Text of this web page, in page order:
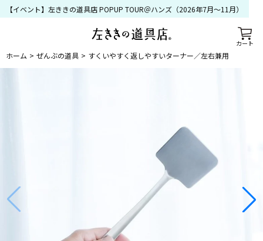
カート
【イベント】左ききの道具店 POPUP TOUR＠ハンズ（2026年7月〜11月）
ホーム ぜんぶの道具 すくいやすく返しやすいターナー／左右兼用